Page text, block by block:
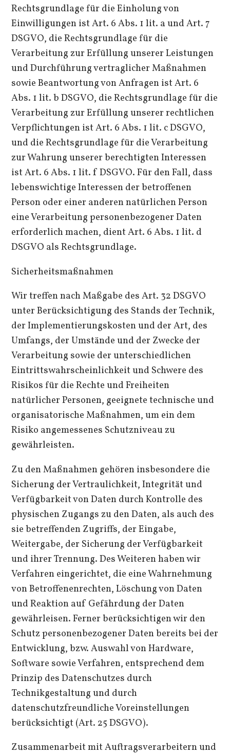
Rechtsgrundlage für die Einholung von
Einwilligungen ist Art. 6 Abs. 1 lit. a und Art. 7
DSGVO, die Rechtsgrundlage für die
Verarbeitung zur Erfüllung unserer Leistungen
und Durchführung vertraglicher Maßnahmen
sowie Beantwortung von Anfragen ist Art. 6
Abs. 1 lit. b DSGVO, die Rechtsgrundlage für die
Verarbeitung zur Erfüllung unserer rechtlichen
Verpflichtungen ist Art. 6 Abs. 1 lit. c DSGVO,
und die Rechtsgrundlage für die Verarbeitung
zur Wahrung unserer berechtigten Interessen
ist Art. 6 Abs. 1 lit. f DSGVO. Für den Fall, dass
lebenswichtige Interessen der betroffenen
Person oder einer anderen natürlichen Person
eine Verarbeitung personenbezogener Daten
erforderlich machen, dient Art. 6 Abs. 1 lit. d
DSGVO als Rechtsgrundlage.
Sicherheitsmaßnahmen
Wir treffen nach Maßgabe des Art. 32 DSGVO
unter Berücksichtigung des Stands der Technik,
der Implementierungskosten und der Art, des
Umfangs, der Umstände und der Zwecke der
Verarbeitung sowie der unterschiedlichen
Eintrittswahrscheinlichkeit und Schwere des
Risikos für die Rechte und Freiheiten
natürlicher Personen, geeignete technische und
organisatorische Maßnahmen, um ein dem
Risiko angemessenes Schutzniveau zu
gewährleisten.
Zu den Maßnahmen gehören insbesondere die
Sicherung der Vertraulichkeit, Integrität und
Verfügbarkeit von Daten durch Kontrolle des
physischen Zugangs zu den Daten, als auch des
sie betreffenden Zugriffs, der Eingabe,
Weitergabe, der Sicherung der Verfügbarkeit
und ihrer Trennung. Des Weiteren haben wir
Verfahren eingerichtet, die eine Wahrnehmung
von Betroffenenrechten, Löschung von Daten
und Reaktion auf Gefährdung der Daten
gewährleisen. Ferner berücksichtigen wir den
Schutz personenbezogener Daten bereits bei der
Entwicklung, bzw. Auswahl von Hardware,
Software sowie Verfahren, entsprechend dem
Prinzip des Datenschutzes durch
Technikgestaltung und durch
datenschutzfreundliche Voreinstellungen
berücksichtigt (Art. 25 DSGVO).
Zusammenarbeit mit Auftragsverarbeitern und